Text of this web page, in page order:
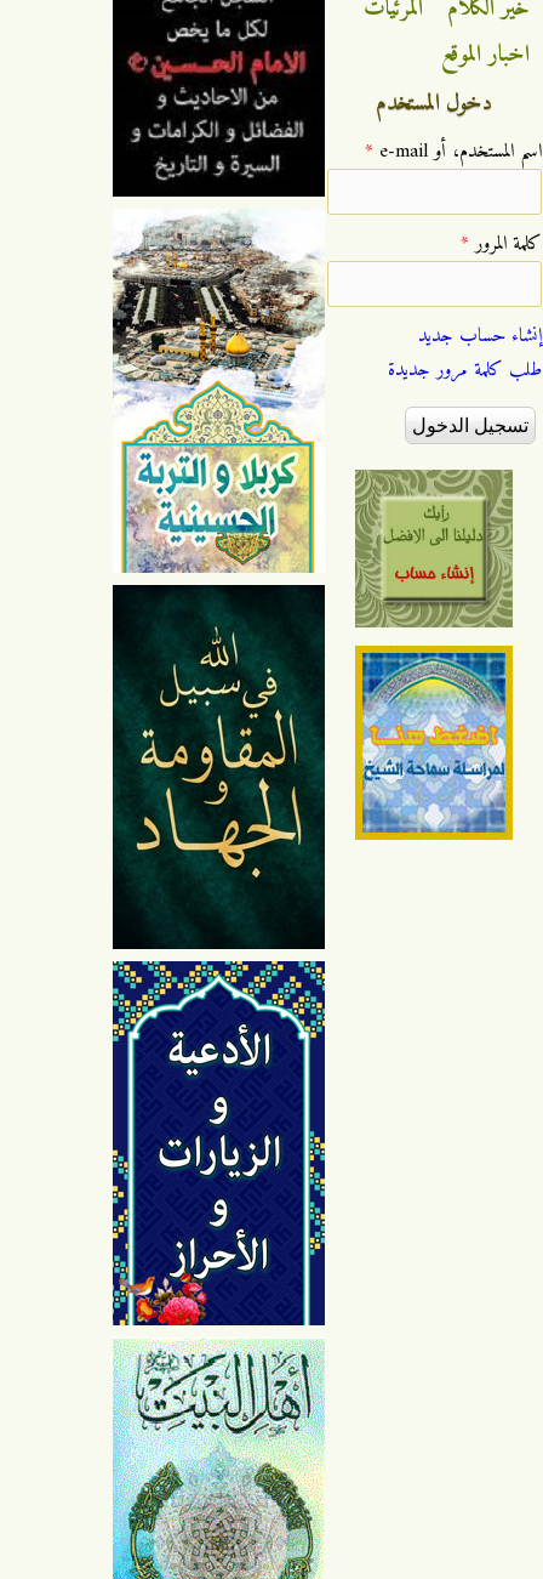
خير الكلام
المرئيات
اخبار الموقع
دخول المستخدم
‏اسم المستخدم، أو e-mail ‏ *
‏كلمة المرور ‏*
إنشاء حساب جديد
طلب كلمة مرور جديدة